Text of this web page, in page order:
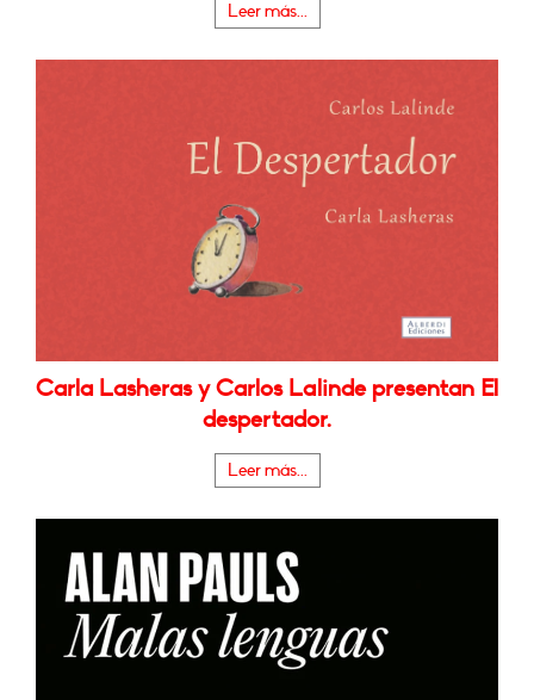
Leer más...
Carla Lasheras y Carlos Lalinde presentan El
despertador.
Leer más...